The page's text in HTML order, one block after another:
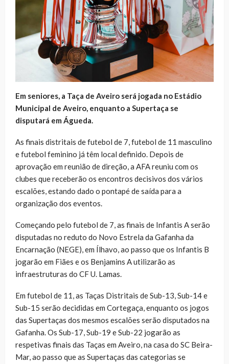
Em seniores, a Taça de Aveiro será jogada no Estádio
Municipal de Aveiro, enquanto a Supertaça se
disputará em Águeda.
As finais distritais de futebol de 7, futebol de 11 masculino
e futebol feminino já têm local definido. Depois de
aprovação em reunião de direção, a AFA reuniu com os
clubes que receberão os encontros decisivos dos vários
escalões, estando dado o pontapé de saída para a
organização dos eventos.
Começando pelo futebol de 7, as finais de Infantis A serão
disputadas no reduto do Novo Estrela da Gafanha da
Encarnação (NEGE), em Ílhavo, ao passo que os Infantis B
jogarão em Fiães e os Benjamins A utilizarão as
infraestruturas do CF U. Lamas.
Em futebol de 11, as Taças Distritais de Sub-13, Sub-14 e
Sub-15 serão decididas em Cortegaça, enquanto os jogos
das Supertaças dos mesmos escalões serão disputados na
Gafanha. Os Sub-17, Sub-19 e Sub-22 jogarão as
respetivas finais das Taças em Aveiro, na casa do SC Beira-
Mar, ao passo que as Supertaças das categorias se